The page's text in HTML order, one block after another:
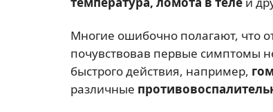
Многие ошибочно полагают, что
почувствовав первые симптомы
быстрого действия, например,
различные